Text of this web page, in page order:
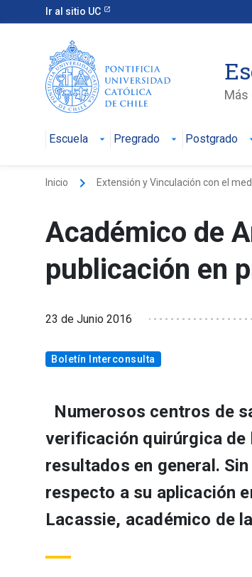
Ir al sitio UC
Más
Escuela Pregrado Postgrado
Inicio keyboard_arrow_right Extensión y Vinculación con el
Académico de
publicación en
23 de Junio 2016
Boletín Interconsulta
Numerosos centros de
verificación quirúrgica de
resultados en general.
respecto a su aplicación
Lacassie, académico de